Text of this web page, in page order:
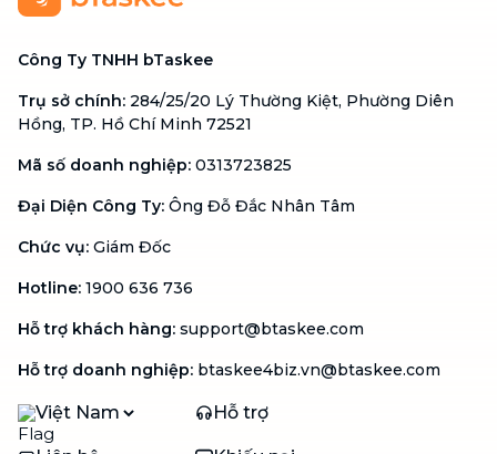
Công Ty TNHH bTaskee
Trụ sở chính: 284/25/20 Lý Thường Kiệt, Phường Diên
Hồng, TP. Hồ Chí Minh 72521
Mã số doanh nghiệp: 0313723825
Đại Diện Công Ty: Ông Đỗ Đắc Nhân Tâm
Chức vụ: Giám Đốc
Hotline: 1900 636 736
Hỗ trợ khách hàng: support@btaskee.com
Hỗ trợ doanh nghiệp: btaskee4biz.vn@btaskee.com
Việt Nam Hỗ trợ